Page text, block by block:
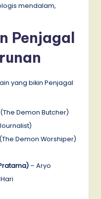
mendalam,
Penjagal
yang bikin Penjagal
Demon Butcher)
Demon Worshiper)
– Aryo